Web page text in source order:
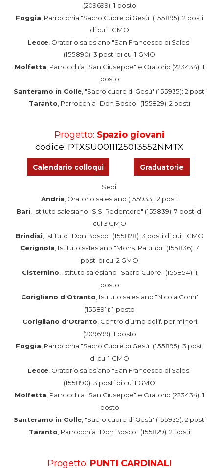
(209699): 1 posto
Foggia , Parrocchia "Sacro Cuore di Gesù" (155895): 2 posti
di cui 1 GMO
Lecce , Oratorio salesiano "San Francesco di Sales"
(155890): 3 posti di cui 1 GMO
Molfetta , Parrocchia "San Giuseppe" e Oratorio (223434): 1
posto
Santeramo in Colle, "Sacro cuore di Gesù" (155935): 2 posti
Taranto , Parrocchia "Don Bosco" (155829): 2 posti
Progetto: Spazio giovani
codice: PTXSU0011125013552NMTX
Calendario colloqui Graduatorie
Sedi:
Andria , Oratorio salesiano (155933): 2 posti
Bari , Istituto salesiano "S.S. Redentore" (155839): 7 posti di
cui 3 GMO
Brindisi , Istituto "Don Bosco" (155828): 3 posti di cui 1 GMO
Cerignola , Istituto salesiano "Mons. Pafundi" (155836): 7
posti di cui 2 GMO
Cisternino , Istituto salesiano "Sacro Cuore" (155854): 1
posto
Corigliano d'Otranto , Istituto salesiano "Nicola Comi"
(155891): 1 posto
Corigliano d'Otranto , Centro diurno polif. per minori
(209699): 1 posto
Foggia , Parrocchia "Sacro Cuore di Gesù" (155895): 3 posti
di cui 1 GMO
Lecce , Oratorio salesiano "San Francesco di Sales"
(155890): 3 posti di cui 1 GMO
Molfetta , Parrocchia "San Giuseppe" e Oratorio (223434): 1
posto
Santeramo in Colle, "Sacro cuore di Gesù" (155935): 2 posti
Taranto , Parrocchia "Don Bosco" (155829): 2 posti
Progetto: PUNTI CARDINALI